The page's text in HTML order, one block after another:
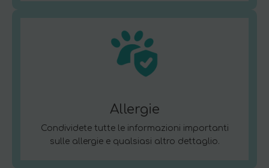
Allergie
Condividete tutte le informazioni importanti
sulle allergie e qualsiasi altro dettaglio.